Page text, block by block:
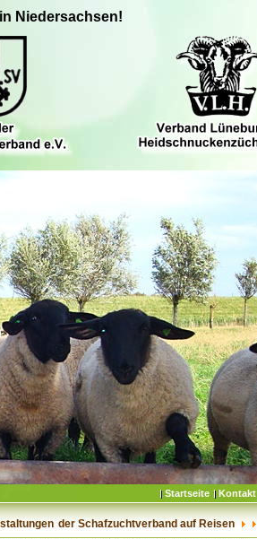
Niedersachsen!
Kontakt
Startseite
der Schafzuchtverband auf Reisen